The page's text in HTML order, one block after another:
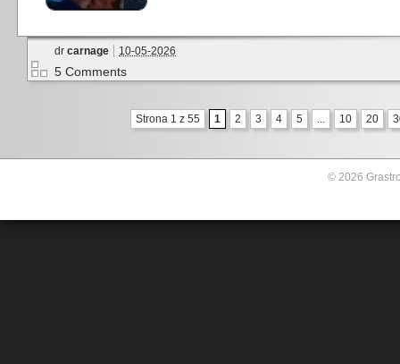
dr carnage 10-05-2026
5 Comments
Strona 1 z 55 1 2 3 4 5 ... 10 20
© 2026